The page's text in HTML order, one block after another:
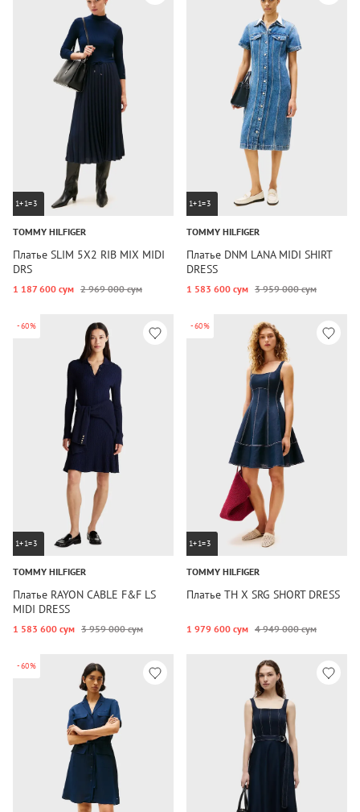
1+1=3
TOMMY HILFIGER
Платье SLIM 5X2 RIB MIX MIDI
DRS
1 187 600 сум 2 969 000 сум
1+1=3
TOMMY HILFIGER
Платье DNM LANA MIDI SHIRT
DRESS
1 583 600 сум 3 959 000 сум
-60%
1+1=3
TOMMY HILFIGER
Платье RAYON CABLE F&F LS
MIDI DRESS
1 583 600 сум 3 959 000 сум
-60%
1+1=3
TOMMY HILFIGER
Платье TH X SRG SHORT DRESS
1 979 600 сум 4 949 000 сум
-60%